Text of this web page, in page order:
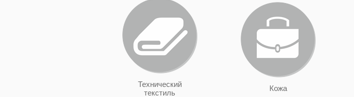
Технический
текстиль
Кожа